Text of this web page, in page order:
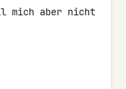
mich aber nicht